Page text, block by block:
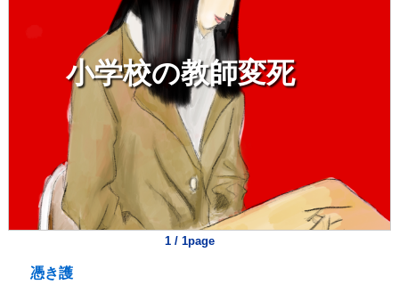
小学校の教師変死
1 / 1page
憑き護